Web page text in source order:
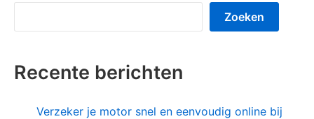
Zoeken
Recente berichten
Verzeker je motor snel en eenvoudig online bij